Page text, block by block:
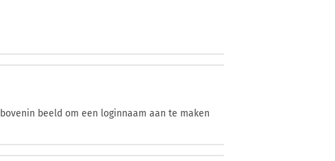
beeld om een loginnaam aan te maken